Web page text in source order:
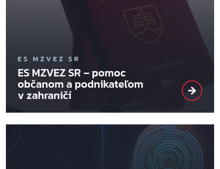
ES MZVEZ SR
ES MZVEZ SR – pomoc
občanom a podnikateľom
v zahraničí